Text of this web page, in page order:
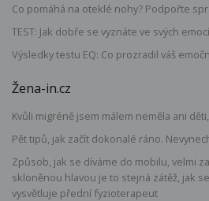
Co pomáhá na oteklé nohy? Podpořte
TEST: Jak dobře se vyznáte ve svých
Výsledky testu EQ: Co prozradil váš
Žena-in.cz
Kvůli migréně jsem málem neměla ani
Pět tipů, jak začít dokonalé ráno.
Způsob, jak se díváme do mobilu, velmi
skloněnou hlavou je to stejná zátěž, jak
vysvětluje přední fyzioterapeut